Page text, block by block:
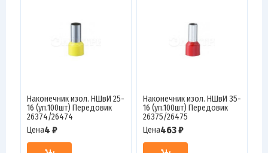
Наконечник изол. НШвИ 25-
16 (уп.100шт) Передовик
26374/26474
Цена4 ₽
Наконечник изол. НШвИ 35-
16 (уп.100шт) Передовик
26375/26475
Цена463 ₽